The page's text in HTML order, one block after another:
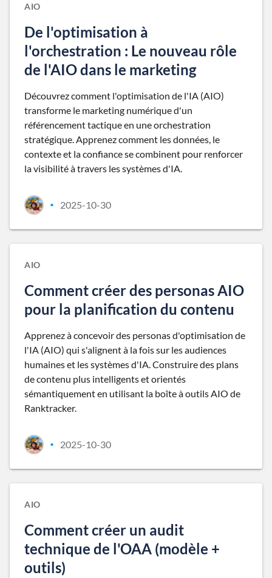
AIO
De l'optimisation à
l'orchestration : Le nouveau rôle
de l'AIO dans le marketing
Découvrez comment l'optimisation de l'IA (AIO)
transforme le marketing numérique d'un
référencement tactique en une orchestration
stratégique. Apprenez comment les données, le
contexte et la confiance se combinent pour renforcer
la visibilité à travers les systèmes d'IA.
• 2025-10-30
AIO
Comment créer des personas AIO
pour la planification du contenu
Apprenez à concevoir des personas d'optimisation de
l'IA (AIO) qui s'alignent à la fois sur les audiences
humaines et les systèmes d'IA. Construire des plans
de contenu plus intelligents et orientés
sémantiquement en utilisant la boîte à outils AIO de
Ranktracker.
• 2025-10-30
AIO
Comment créer un audit
technique de l'OAA (modèle +
outils)